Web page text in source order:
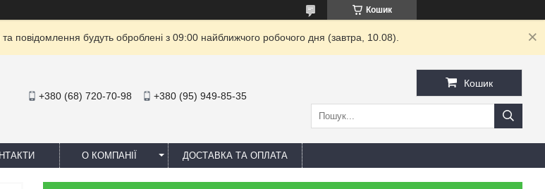
Кошик
повідомлення будуть оброблені з 09:00 найближчого робочого дня (завтра, 10.08).
+380 (68) 720-70-98 +380 (95) 949-85-35
Кошик
О КОМПАНІЇ ДОСТАВКА ТА ОПЛАТА